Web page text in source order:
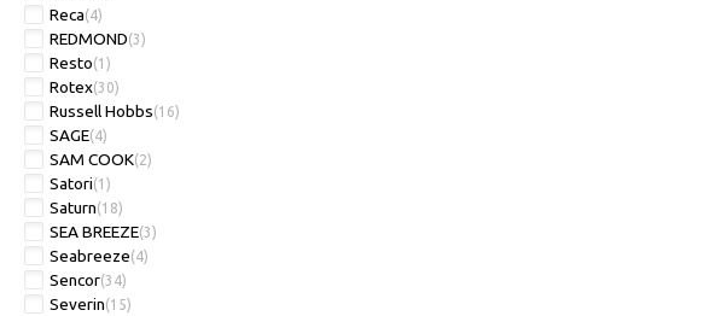
Reca(4)
REDMOND(3)
Resto(1)
Rotex(30)
Russell Hobbs(16)
SAGE(4)
SAM COOK(2)
Satori(1)
Saturn(18)
SEA BREEZE(3)
Seabreeze(4)
Sencor(34)
Severin(15)